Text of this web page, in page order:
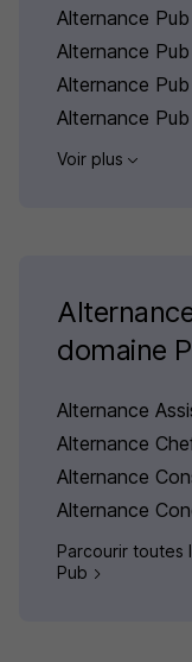
Alternance
Alternance
Alternance
Alternance
Voir plus
domaine
Alternance
Alternance
Alternance
Alternance
Parcourir toutes
Pub